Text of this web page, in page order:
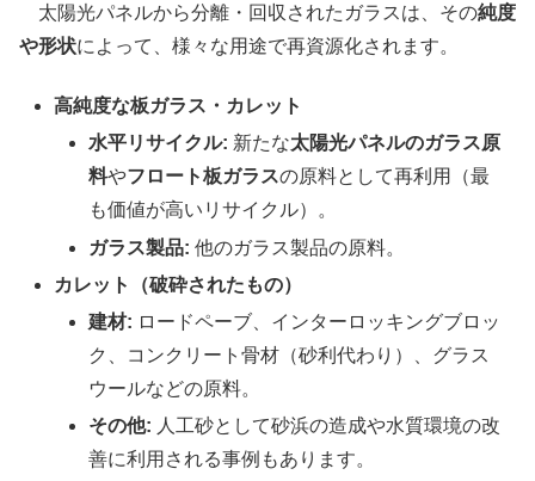
太陽光パネルから分離・回収されたガラスは、その純度
や形状によって、様々な用途で再資源化されます。
高純度な板ガラス・カレット
水平リサイクル: 新たな太陽光パネルのガラス原
料やフロート板ガラスの原料として再利用（最
も価値が高いリサイクル）。
ガラス製品: 他のガラス製品の原料。
カレット（破砕されたもの）
建材: ロードペーブ、インターロッキングブロッ
ク、コンクリート骨材（砂利代わり）、グラス
ウールなどの原料。
その他: 人工砂として砂浜の造成や水質環境の改
善に利用される事例もあります。